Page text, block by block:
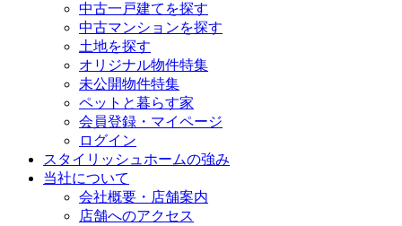
中古一戸建てを探す
中古マンションを探す
土地を探す
オリジナル物件特集
未公開物件特集
ペットと暮らす家
会員登録・マイページ
ログイン
スタイリッシュホームの強み
当社について
会社概要・店舗案内
店舗へのアクセス